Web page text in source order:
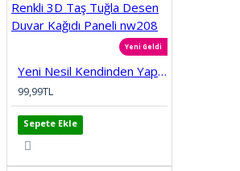
Yeni Geldi
Yeni Nesil Kendinden Yapışkanlı Esnek Sünger Renkli 3D Taş Tuğla Desen Duvar Kağıdı Paneli nw208
99,99TL
Sepete Ekle